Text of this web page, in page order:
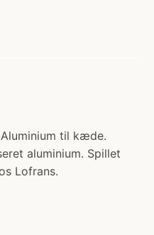
til kæde.
aluminium. Spillet
Lofrans.